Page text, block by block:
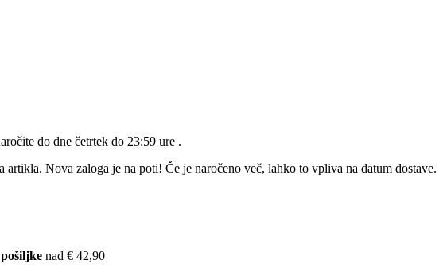
do dne četrtek do 23:59 ure .
artikla. Nova zaloga je na poti! Če je naročeno več, lahko to vpliva na datum dostave.
nad € 42,90